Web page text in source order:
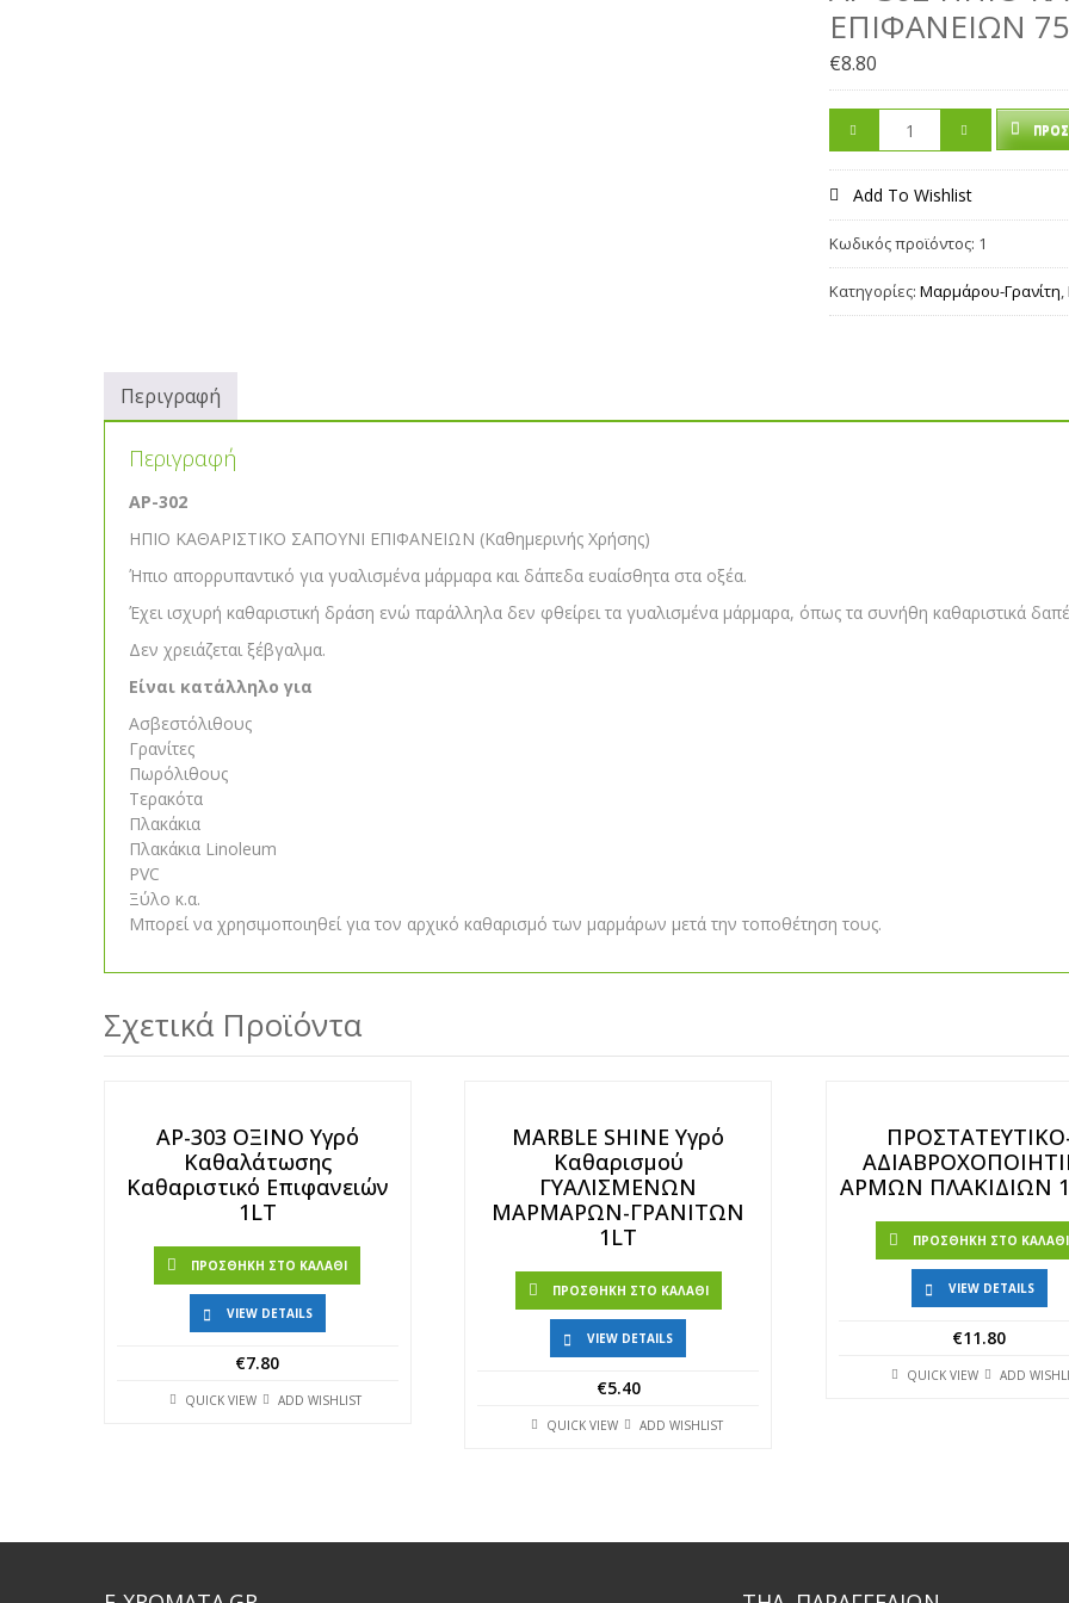
ΕΠΙΦΑΝΕΙΏΝ
€8.80
Add To Wishlist
Κωδικός προϊόντος: 1
Κατηγορίες:Μαρμάρου-Γρανίτη,
Περιγραφή
Περιγραφή
AP-302
ΗΠΙΟ ΚΑΘΑΡΙΣΤΙΚΟ ΣΑΠΟΥΝΙ ΕΠΙΦΑΝΕΙΩΝ (Καθημερινής Χρήσης)
Ήπιο απορρυπαντικό για γυαλισμένα μάρμαρα και δάπεδα ευαίσθητα στα οξέα.
Έχει ισχυρή καθαριστική δράση ενώ παράλληλα δεν φθείρει τα γυαλισμένα μάρμαρα, όπως τα συνήθη καθαριστικά
Δεν χρειάζεται ξέβγαλμα.
Είναι κατάλληλο για
Ασβεστόλιθους
Γρανίτες
Πωρόλιθους
Τερακότα
Πλακάκια
Πλακάκια Linoleum
PVC
Ξύλο κ.α.
Μπορεί να χρησιμοποιηθεί για τον αρχικό καθαρισμό των μαρμάρων μετά την τοποθέτηση τους.
Σχετικά Προϊόντα
AP-303 ΟΞΙΝΟ Υγρό
Καθαλάτωσης
Καθαριστικό Επιφανειών
1LT
ΠΡΟΣΘΉΚΗ ΣΤΟ ΚΑΛΆΘΙ
VIEW DETAILS
€7.80
QUICK VIEW ADD WISHLIST
MARBLE SHINE Υγρό
Καθαρισμού
ΓΥΑΛΙΣΜΕΝΩΝ
ΜΑΡΜΑΡΩΝ-ΓΡΑΝΙΤΩΝ
1LT
ΠΡΟΣΘΉΚΗ ΣΤΟ ΚΑΛΆΘΙ
VIEW DETAILS
€5.40
QUICK VIEW ADD WISHLIST
ΑΡΜΩΝ ΠΛΑΚΙΔΙΩΝ
ΠΡΟΣΘΉΚΗ ΣΤΟ ΚΑΛΆΘΙ
VIEW DETAILS
€11.80
QUICK VIEW ADD